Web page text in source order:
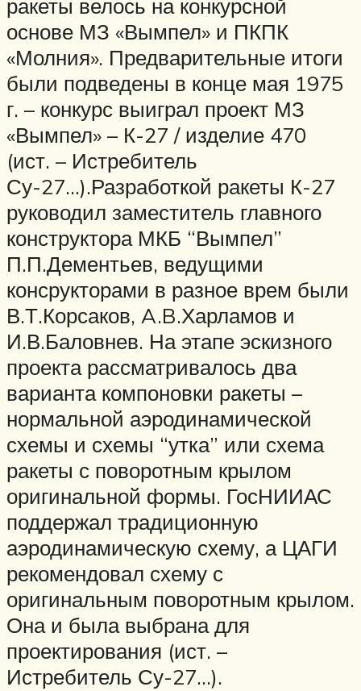
ракеты велось на конкурсной
основе МЗ «Вымпел» и ПКПК
«Молния». Предварительные итоги
были подведены в конце мая 1975
г. – конкурс выиграл проект МЗ
«Вымпел» – К-27 / изделие 470
(ист. – Истребитель
Су-27…).Разработкой ракеты К-27
руководил заместитель главного
конструктора МКБ “Вымпел”
П.П.Дементьев, ведущими
консрукторами в разное врем были
В.Т.Корсаков, A.B.Харламов и
И.В.Баловнев. На этапе эскизного
проекта рассматривалось два
варианта компоновки ракеты –
нормальной аэродинамической
схемы и схемы “утка” или схема
ракеты с поворотным крылом
оригинальной формы. ГосНИИАС
поддержал традиционную
аэродинамическую схему, а ЦАГИ
рекомендовал схему с
оригинальным поворотным крылом.
Она и была выбрана для
проектирования (ист. –
Истребитель Су-27…).